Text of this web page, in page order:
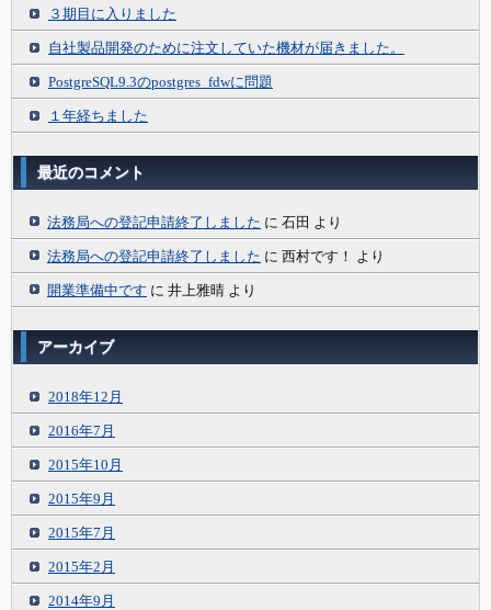
３期目に入りました
自社製品開発のために注文していた機材が届きました。
PostgreSQL9.3のpostgres_fdwに問題
１年経ちました
最近のコメント
法務局への登記申請終了しました に 石田 より
法務局への登記申請終了しました に 西村です！ より
開業準備中です に 井上雅晴 より
アーカイブ
2018年12月
2016年7月
2015年10月
2015年9月
2015年7月
2015年2月
2014年9月